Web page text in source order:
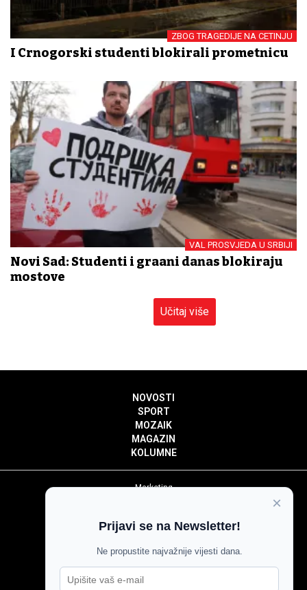
ZBOG TRAGEDIJE NA CETINJU
I Crnogorski studenti blokirali prometnicu
VAL PROSVJEDA U SRBIJI
Novi Sad: Studenti i građani danas blokiraju
mostove
Učitaj više
NOVOSTI
SPORT
MOZAIK
MAGAZIN
KOLUMNE
Marketing
Impressum
Pravila komentiranja
Agroglas
×
Prijavi se na Newsletter!
Ne propustite najvažnije vijesti dana.